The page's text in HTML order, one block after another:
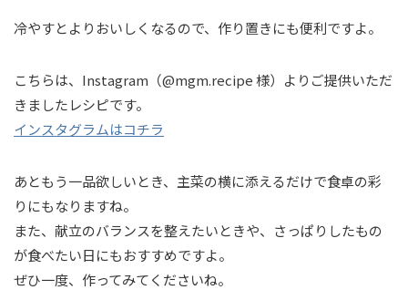
冷やすとよりおいしくなるので、作り置きにも便利ですよ。
こちらは、Instagram（@mgm.recipe 様）よりご提供いただ
きましたレシピです。
インスタグラムはコチラ
あともう一品欲しいとき、主菜の横に添えるだけで食卓の彩
りにもなりますね。
また、献立のバランスを整えたいときや、さっぱりしたもの
が食べたい日にもおすすめですよ。
ぜひ一度、作ってみてくださいね。